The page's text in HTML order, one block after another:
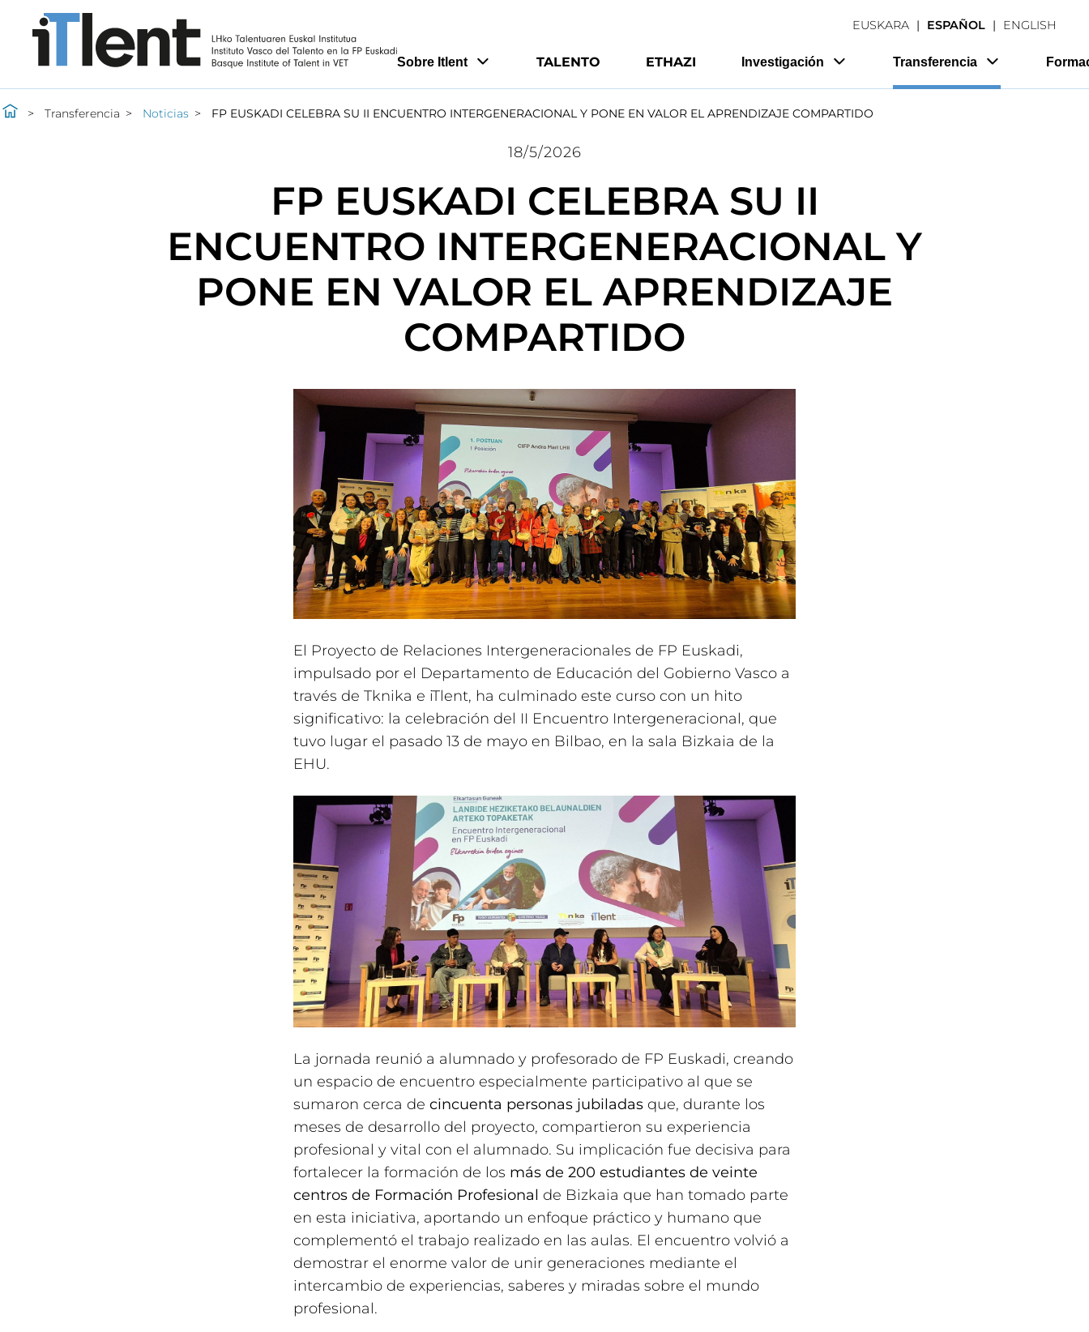
EUSKARA ESPAÑOL ENGLISH
Sobre Itlent TALENTO ETHAZI Investigación Transferencia
Transferencia Noticias FP EUSKADI CELEBRA SU II ENCUENTRO INTERGENERACIONAL Y PONE EN VALOR EL APRENDIZAJE COMPARTIDO
18/5/2026
FP EUSKADI CELEBRA SU II
ENCUENTRO INTERGENERACIONAL Y
PONE EN VALOR EL APRENDIZAJE
COMPARTIDO
El Proyecto de Relaciones Intergeneracionales de FP Euskadi,
impulsado por el Departamento de Educación del Gobierno Vasco a
través de Tknika e iTlent, ha culminado este curso con un hito
significativo: la celebración del II Encuentro Intergeneracional, que
tuvo lugar el pasado 13 de mayo en Bilbao, en la sala Bizkaia de la
EHU.
La jornada reunió a alumnado y profesorado de FP Euskadi, creando
un espacio de encuentro especialmente participativo al que se
sumaron cerca de cincuenta personas jubiladas que, durante los
meses de desarrollo del proyecto, compartieron su experiencia
profesional y vital con el alumnado. Su implicación fue decisiva para
fortalecer la formación de los más de 200 estudiantes de veinte
centros de Formación Profesional de Bizkaia que han tomado parte
en esta iniciativa, aportando un enfoque práctico y humano que
complementó el trabajo realizado en las aulas. El encuentro volvió a
demostrar el enorme valor de unir generaciones mediante el
intercambio de experiencias, saberes y miradas sobre el mundo
profesional.